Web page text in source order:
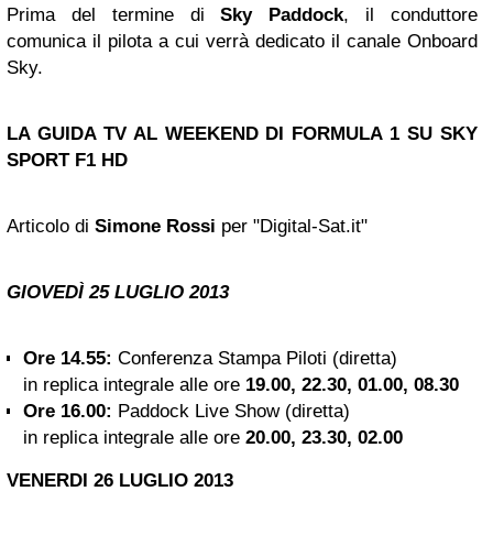
Prima del termine diSky Paddock, il conduttore
comunica il pilota a cui verrà dedicato il canale Onboard
Sky.
LA GUIDA TVAL WEEKENDDI FORMULA 1 SU SKY
SPORT F1 HD
Articolo di Simone Rossi per "Digital-Sat.it"
GIOVEDÌ 25 LUGLIO 2013
Ore 14.55: Conferenza Stampa Piloti (diretta)
in replica integrale alle ore 19.00, 22.30, 01.00, 08.30
Ore 16.00: Paddock Live Show (diretta)
in replica integrale alle ore 20.00, 23.30, 02.00
VENERDI 26 LUGLIO 2013